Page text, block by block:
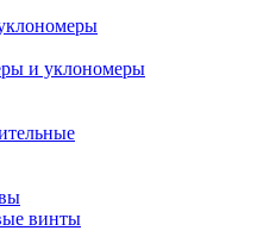
и уклономеры
винты